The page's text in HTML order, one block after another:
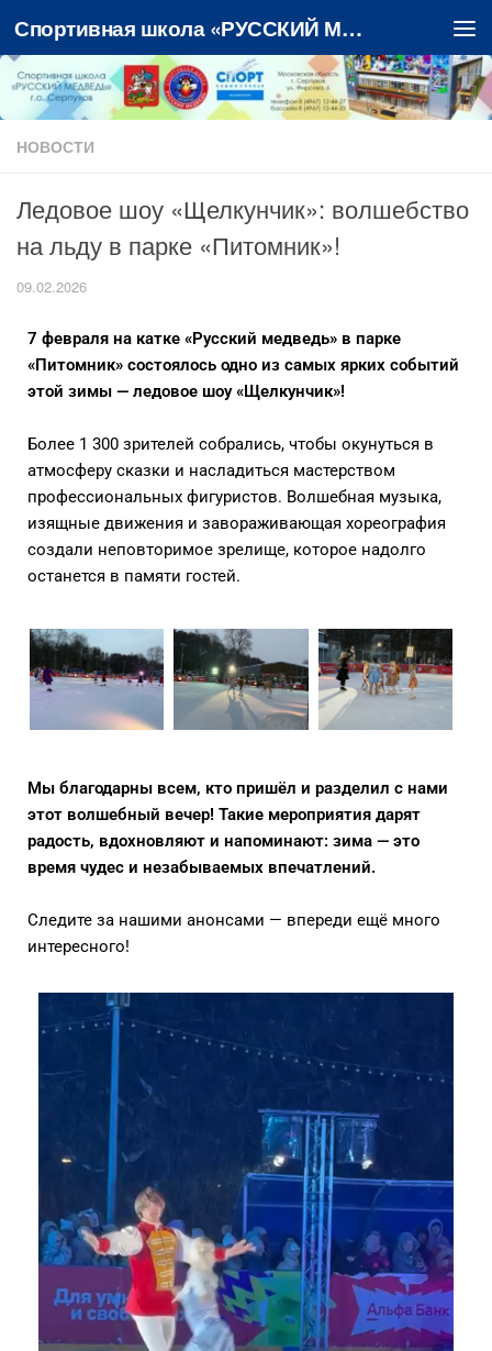
Перейти к содержимому Спортивная школа «РУССКИЙ МЕДВЕДЬ»
НОВОСТИ
Ледовое шоу «Щелкунчик»: волшебство
на льду в парке «Питомник»!
09.02.2026
7 февраля на катке «Русский медведь» в парке
«Питомник» состоялось одно из самых ярких событий
этой зимы — ледовое шоу «Щелкунчик»!
Более 1 300 зрителей собрались, чтобы окунуться в
атмосферу сказки и насладиться мастерством
профессиональных фигуристов. Волшебная музыка,
изящные движения и завораживающая хореография
создали неповторимое зрелище, которое надолго
останется в памяти гостей.
Мы благодарны всем, кто пришёл и разделил с нами
этот волшебный вечер! Такие мероприятия дарят
радость, вдохновляют и напоминают: зима — это
время чудес и незабываемых впечатлений.
Следите за нашими анонсами — впереди ещё много
интересного!